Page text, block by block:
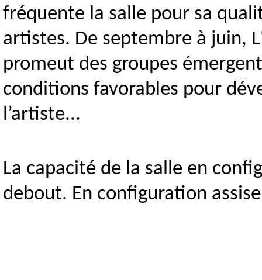
fréquente la salle pour sa
artistes. De septembre à juin,
promeut des groupes
conditions favorables pour
l’artiste...
La capacité de la salle en
debout. En configuration